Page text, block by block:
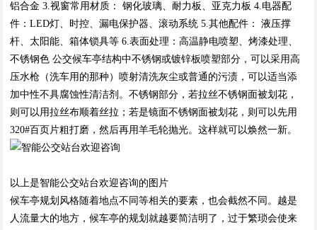
铝合金 3.视窗常用材质： 钢化玻璃、耐力板、亚克力板 4.电器配
件：LED灯、时控、漏电保护器、滚动系统 5.其他配件： 液压撑
杆、太阳能、箱体锁具等 6.表面处理：高温静电喷塑、烤漆处理、
不锈钢色 公交候车亭结构中不锈钢或镀锌板喷塑部分，可以采用高
压水枪（洗车用的那种）喷射清洗灰尘或普通的污渍，可以适当添
加中性不具腐蚀性清洁剂。不锈钢部分，若拉丝不锈钢面被划花，
则可以用拉丝布顺着丝拉；若是镜面不锈钢面被划花，则可以先用
320#百页片粗打磨，然后再用羊毛轮抛光。这样就可以焕然一新。
以上是智能公交站台欢迎咨询的图片
候车亭规划风格随着地点不同等相关的要素，也会截然不同。越是
人流量大的地方，候车亭的规划就越要简洁明了，过于繁琐会使来